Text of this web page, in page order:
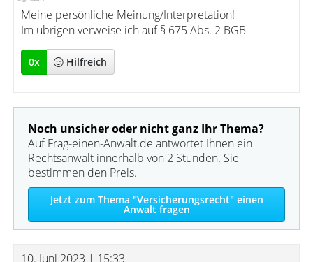
Meine persönliche Meinung/Interpretation!
Im übrigen verweise ich auf § 675 Abs. 2 BGB
0x Hilfreich
Noch unsicher oder nicht ganz Ihr Thema?
Auf Frag-einen-Anwalt.de antwortet Ihnen ein
Rechtsanwalt innerhalb von 2 Stunden. Sie
bestimmen den Preis.
Jetzt zum Thema "Versicherungsrecht" einen
Anwalt fragen
10. Juni 2023 | 15:33